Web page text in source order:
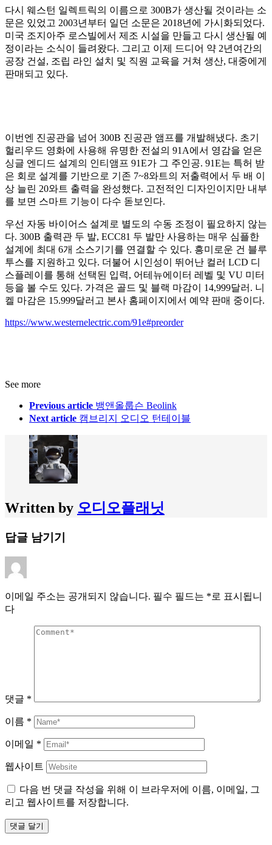
다시 웨스턴 일렉트릭의 이름으로 300B가 생산될 것이라는 소
문은 있었고 2003년부터 일던 소문은 2018년에 가시화되었다.
미국 조지아주 로스빌에서 제조 시설을 만들고 다시 생산될 예
정이라는 소식이 들려왔다. 그리고 이제 드디어 약 2년여간의
공장 건설, 조립 라인 설치 및 직원 교육을 거쳐 생산, 대중에게
판매되고 있다.
이번엔 진공관을 넘어 300B 진공관 앰프를 개발해냈다. 초기
헐리우드 영화에 사용해 유명한 전설의 91A에서 영감을 얻은
싱글 엔디드 설계의 인티앰프 91E가 그 주인공. 91E는 특허 받
은 회로 설계를 기반으로 기존 7~8와트의 저출력에서 두 배 이
상 늘린 20와트 출력을 완성했다. 고전적인 디자인이지만 내부
를 보면 스마트 기능이 다수 돋보인다.
우선 자동 바이어스 설계로 별도의 수동 조정이 필요하지 않는
다. 300B 출력관 두 발, ECC81 두 발만 사용하는 매우 심플한
설계에 최대 6개 소스기기를 연결할 수 있다. 흥미로운 건 블루
투스를 지원하고 있다. 더불어 시인성이 뛰어난 컬러 LCD 디
스플레이를 통해 선택된 입력, 어테뉴에이터 레벨 및 VU 미터
등을 볼 수도 있다. 가격은 골드 및 블랙 마감이 14,999달러. 니
켈 마감은 15.999달러고 본사 홈페이지에서 예약 판매 중이다.
https://www.westernelectric.com/91e#preorder
See more
Previous article 뱅앤올룹슨 Beolink
Next article 캠브리지 오디오 턴테이블
Written by 오디오플래닛
답글 남기기
이메일 주소는 공개되지 않습니다. 필수 필드는 *로 표시됩니
다
댓글 *
이름 *
이메일 *
웹사이트
다음 번 댓글 작성을 위해 이 브라우저에 이름, 이메일, 그
리고 웹사이트를 저장합니다.
댓글 달기